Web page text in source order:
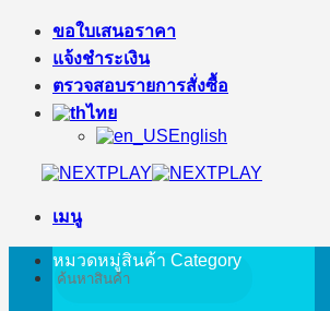
ขอใบเสนอราคา
แจ้งชำระเงิน
ตรวจสอบรายการสั่งซื้อ
ไทย
English
เมนู
ค้นหา:
หมวดหมู่สินค้า Category